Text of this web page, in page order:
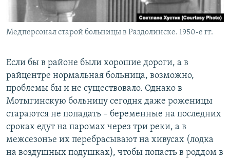
Медперсонал старой больницы в Раздолинске. 1950-е гг.
Если бы в районе были хорошие дороги, а в
райцентре нормальная больница, возможно,
проблемы бы и не существовало. Однако в
Мотыгинскую больницу сегодня даже роженицы
стараются не попадать – беременные на последних
сроках едут на паромах через три реки, а в
межсезонье их перебрасывают на хивусах (лодка
на воздушных подушках), чтобы попасть в роддом в